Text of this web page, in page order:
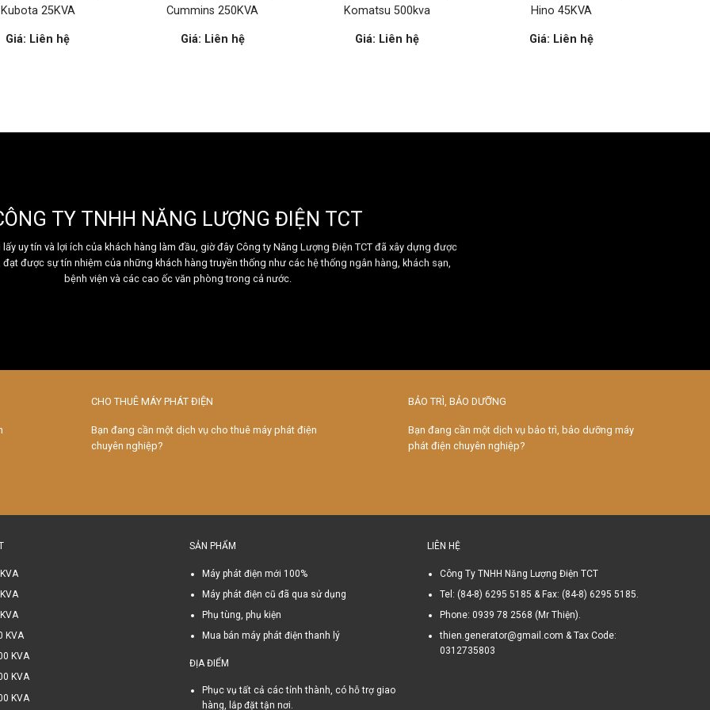
Kubota 25KVA
Giá: Liên hệ
Cummins 250KVA
Giá: Liên hệ
Komatsu 500kva
Giá: Liên hệ
Hino 45KVA
Giá: Liên hệ
TY TNHH NĂNG LƯỢNG ĐIỆN TCT
uy tín và lợi ích của khách hàng làm đầu, giờ đây Công ty Năng Lượng Điện TCT đã xây dựng được
được sự tín nhiệm của những khách hàng truyền thống như các hệ thống ngân hàng, khách sạn,
bệnh viện và các cao ốc văn phòng trong cả nước.
CHO THUÊ MÁY PHÁT ĐIỆN
Bạn đang cần một dịch vụ cho thuê máy phát điện
chuyên nghiệp?
BẢO TRÌ, BẢO DƯỠNG
Bạn đang cần một dịch vụ bảo trì, bảo dưỡng máy
phát điện chuyên nghiệp?
KVA
KVA
KVA
KVA
SẢN PHẨM
Máy phát điện mới 100%
Máy phát điện cũ đã qua sử dụng
Phụ tùng, phụ kiện
Mua bán máy phát điện thanh lý
ĐỊA ĐIỂM
Phục vụ tất cả các tỉnh thành, có hỗ trợ giao
hàng, lắp đặt tận nơi.
LIÊN HỆ
Công Ty TNHH Năng Lượng Điện TCT
Tel: (84-8) 6295 5185 & Fax: (84-8) 6295 5185.
Phone: 0939 78 2568 (Mr Thiện).
thien.generator@gmail.com & Tax Code:
0312735803